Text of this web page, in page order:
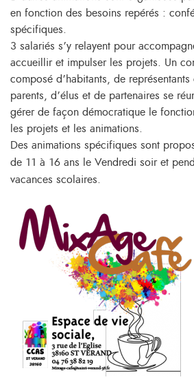
en fonction des besoins repérés :
spécifiques.
3 salariés s’y relayent pour
accueillir et impulser les projets. Un
composé d’habitants, de représentants
parents, d’élus et de partenaires se
gérer de façon démocratique le
les projets et les animations.
Des animations spécifiques sont
de 11 à 16 ans le Vendredi soir et
vacances scolaires.